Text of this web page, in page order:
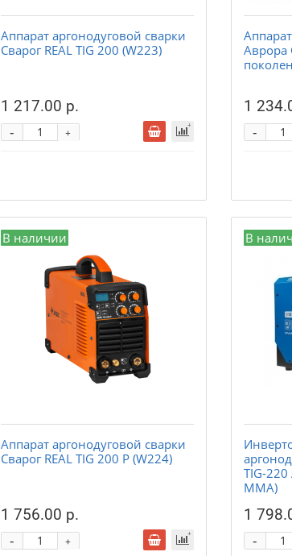
Аппарат аргонодуговой сварки
Сварог REAL TIG 200 (W223)
1 217.00 р.
+
-
Аврора
1
-
В наличии
Аппарат аргонодуговой сварки
Сварог REAL TIG 200 P (W224)
1 756.00 р.
+
-
В
TIG-220
MMA)
1
-